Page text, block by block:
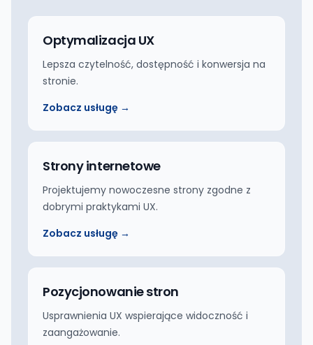
Optymalizacja UX
Lepsza czytelność, dostępność i konwersja na
stronie.
Zobacz usługę →
Strony internetowe
Projektujemy nowoczesne strony zgodne z
dobrymi praktykami UX.
Zobacz usługę →
Pozycjonowanie stron
Usprawnienia UX wspierające widoczność i
zaangażowanie.